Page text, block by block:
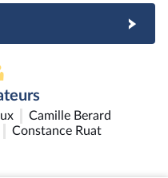
Camille Berard
Constance Ruat